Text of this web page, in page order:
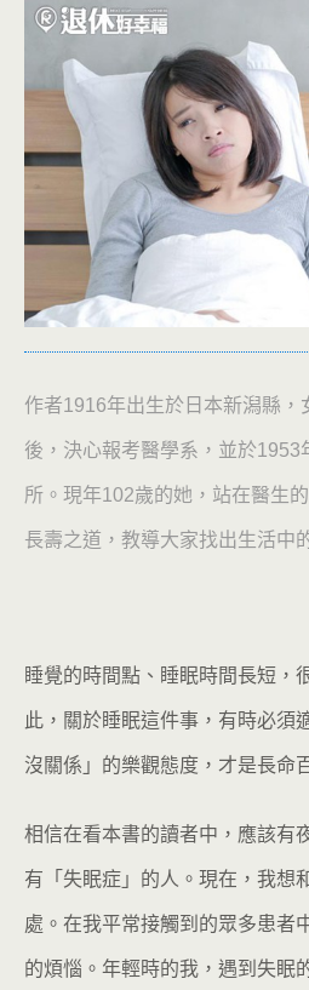
作者1916年出生於日本新潟縣，
後，決心報考醫學系，並於1953
所。現年102歲的她，站在醫生
長壽之道，教導大家找出生活中
睡覺的時間點、睡眠時間長短，
此，關於睡眠這件事，有時必須
沒關係」的樂觀態度，才是長命
相信在看本書的讀者中，應該有
有「失眠症」的人。現在，我想
處。在我平常接觸到的眾多患者
的煩惱。年輕時的我，遇到失眠